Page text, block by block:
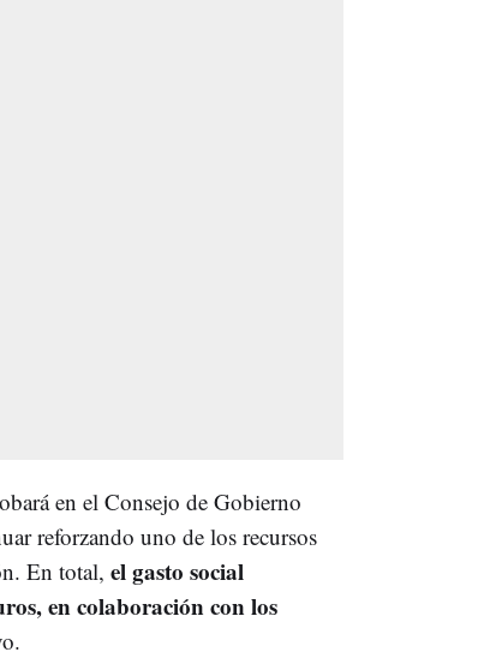
en el Consejo de Gobierno
reforzando uno de los recursos
En total, el gasto social
en colaboración con los